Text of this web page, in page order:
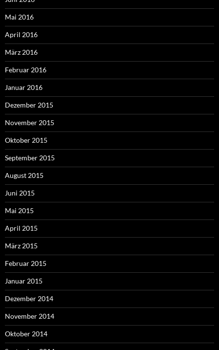
Mai 2016
April 2016
März 2016
Februar 2016
Januar 2016
Dezember 2015
November 2015
Oktober 2015
September 2015
August 2015
Juni 2015
Mai 2015
April 2015
März 2015
Februar 2015
Januar 2015
Dezember 2014
November 2014
Oktober 2014